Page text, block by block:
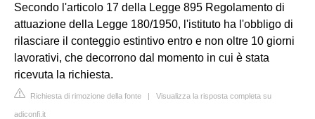
Secondo l'articolo 17 della Legge 895 Regolamento di
attuazione della Legge 180/1950, l'istituto ha l'obbligo di
rilasciare il conteggio estintivo entro e non oltre 10 giorni
lavorativi, che decorrono dal momento in cui è stata
ricevuta la richiesta.
Richiesta di rimozione della fonte | Visualizza la risposta completa su
adiconfi.it